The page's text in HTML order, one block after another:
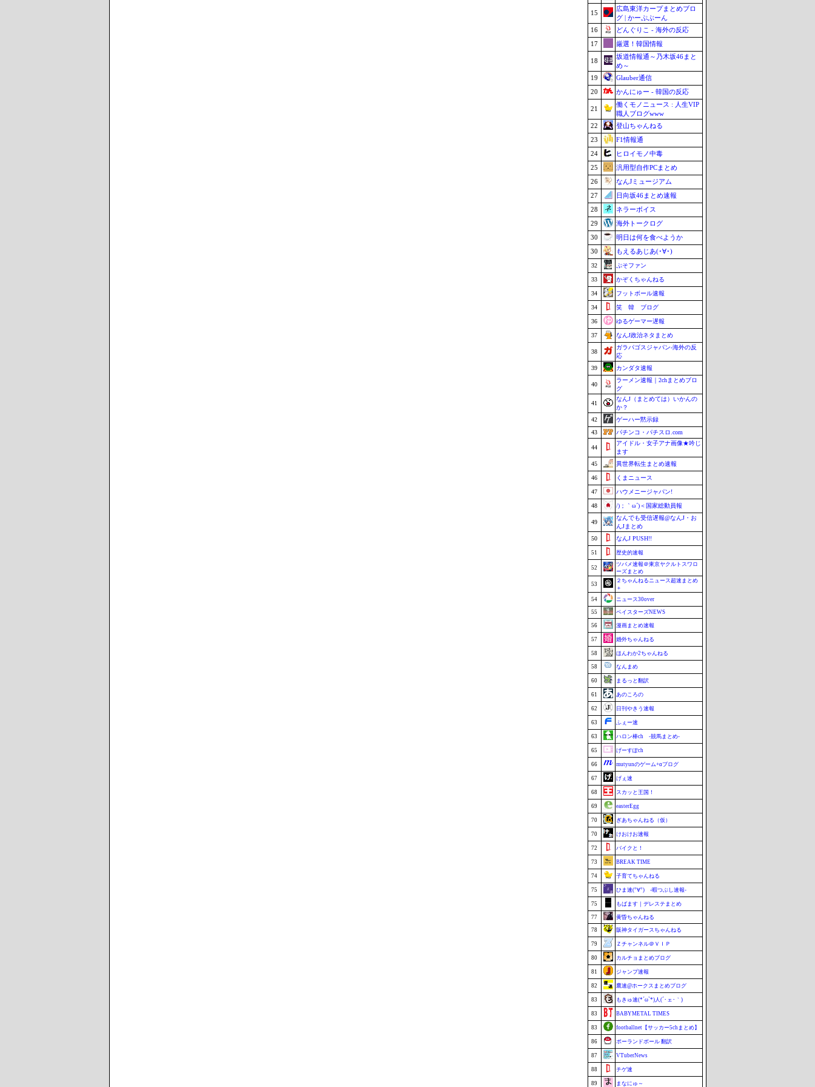
15
広島東洋カープまとめブロ
グ | かーぷぶーん
16
どんぐりこ - 海外の反応
17
厳選！韓国情報
18
坂道情報通～乃木坂46まと
め～
19
Glauber通信
20
かんにゅー - 韓国の反応
21
働くモノニュース : 人生VIP
職人ブログwww
22
登山ちゃんねる
23
F1情報通
24
ヒロイモノ中毒
25
汎用型自作PCまとめ
26
なんJミュージアム
27
日向坂46まとめ速報
28
ネラーボイス
29
海外トークログ
30
明日は何を食べようか
30
もえるあじあ(･∀･)
32 ぷそファン
33 かぞくちゃんねる
34 フットボール速報
34 笑 韓 ブログ
36 ゆるゲーマー遅報
37 なんJ政治ネタまとめ
38
ガラパゴスジャパン-海外の反
応
39
カンダタ速報
40
ラーメン速報｜2chまとめブロ
グ
41
なんJ（まとめては）いかんの
か？
42
ゲーハー黙示録
43
パチンコ・パチスロ.com
44
アイドル・女子アナ画像★吟じ
ます
45
異世界転生まとめ速報
46 くまニュース
47 ハウメニージャパン!
48 /)；｀ω´)＜国家総動員報
49
なんでも受信遅報@なんJ・お
んJまとめ
50
なんJ PUSH!!
51 歴史的速報
52
ツバメ速報＠東京ヤクルトスワロ
ーズまとめ
53
２ちゃんねるニュース超速まとめ
＋
54
ニュース30over
55 ベイスターズNEWS
56 漫画まとめ速報
57 婚外ちゃんねる
58 ほんわか2ちゃんねる
58 なんまめ
60 まるっと翻訳
61 あのころの
62 日刊やきう速報
63 ふぇー速
63 ハロン棒ch -競馬まとめ-
65 げーすぽch
66 mutyunのゲーム+αブログ
67 げぇ速
68 スカッと王国！
69 easterEgg
70 ぎあちゃんねる（仮）
70 けおけお速報
72 バイクと！
73 BREAK TIME
74 子育てちゃんねる
75 ひま速(°∀°) -暇つぶし速報-
75 もばます｜デレステまとめ
77 黄昏ちゃんねる
78 阪神タイガースちゃんねる
79 Ｚチャンネル＠ＶＩＰ
80 カルチョまとめブログ
81 ジャンプ速報
82 鷹速@ホークスまとめブログ
83 もきゅ速(*´ω`*)人(´･ェ･｀)
83 BABYMETAL TIMES
83 footballnet【サッカー5chまとめ】
86 ポーランドボール 翻訳
87 VTuberNews
88 チゲ速
89 まなにゅ～